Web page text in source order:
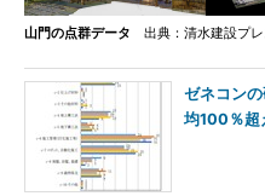
山門の点群データ 出典：清水建設プ
ゼネコン
均100％